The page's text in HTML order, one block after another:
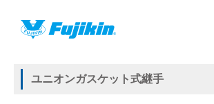
製品情報
HOME 製品情報
ユニオンガスケット式継手